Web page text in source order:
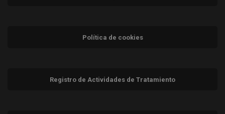
Política de cookies
Registro de Actividades de Tratamiento